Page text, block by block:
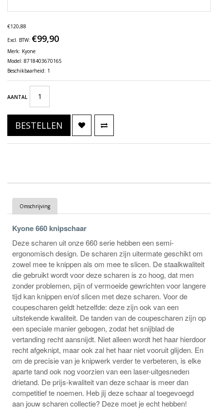
€120,88
Excl. BTW: €99,90
Merk: Kyone
Model: 8718403670165
Beschikbaarheid: 1
AANTAL
BESTELLEN
Omschrijving
Kyone 660 knipschaar
Deze scharen uit onze 660 serie hebben een semi-
ergonomisch design. De scharen zijn uitermate geschikt om
zowel mee te knippen als om mee te slicen. De staalkwaliteit
die gebruikt wordt voor deze scharen is zo hoog, dat men
zonder problemen, pijn of vermoeide gewrichten voor langere
tijd kan knippen en/of slicen met deze scharen. Voor de
coupescharen geldt hetzelfde: deze zijn ook van een
uitstekende kwaliteit. De tanden van de coupescharen zijn op
een speciale manier gebogen, zodat het snijblad de
vertanding recht aansnijdt. Niet alleen wordt het haar hierdoor
recht afgeknipt, maar ook zal het haar niet vooruit glijden. En
om de precisie van je knipwerk verder te verbeteren, is elke
aparte tand ook nog voorzien van een laser-uitgesneden
drietand. De prijs-kwaliteit van deze schaar is meer dan
competitief te noemen. Heb jij deze schaar al toegevoegd
aan jouw scharen collectie? Deze moet je echt hebben!